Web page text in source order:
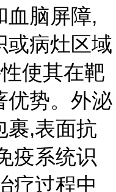
血脑屏障,
或病灶区域
使其在靶
优势。外泌
裹,表面抗
疫系统识
疗过程中